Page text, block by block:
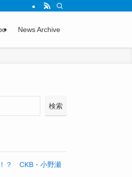
News Archive
検索
？ CKB・小野瀬